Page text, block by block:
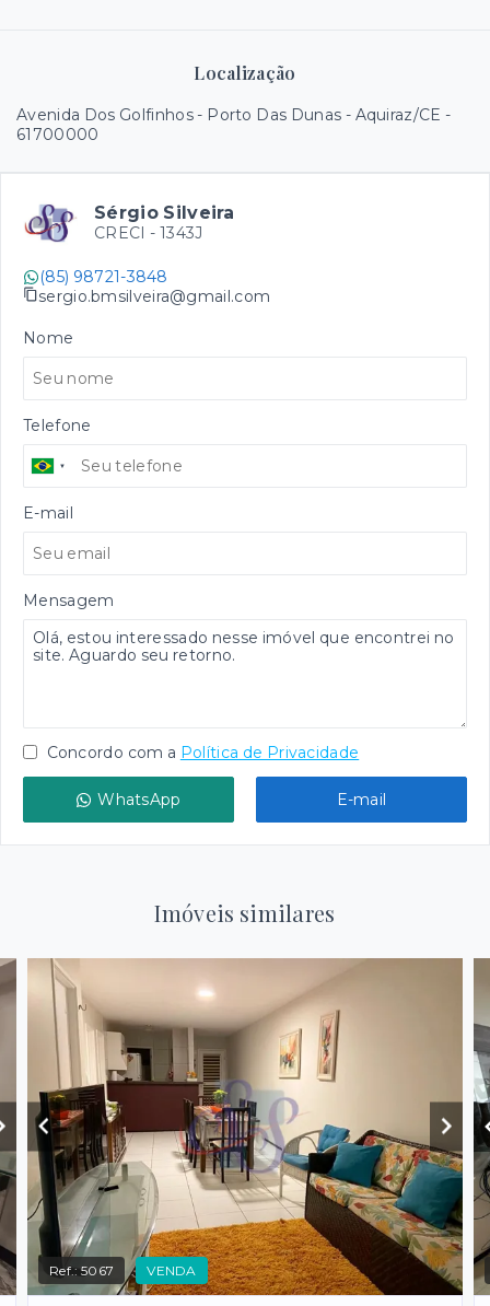
Localização
Avenida Dos Golfinhos - Porto Das Dunas - Aquiraz/CE -
61700000
Sérgio Silveira
CRECI - 1343J
(85) 98721-3848
sergio.bmsilveira@gmail.com
Nome
Telefone
E-mail
Mensagem
Concordo com a Política de Privacidade
WhatsApp E-mail
Imóveis similares
Ref.:5067 VENDA